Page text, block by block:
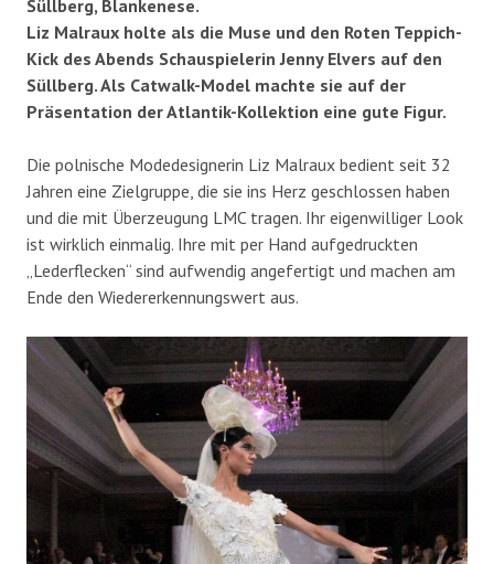
Süllberg, Blankenese.
Liz Malraux holte als die Muse und den Roten Teppich-
Kick des Abends Schauspielerin Jenny Elvers auf den
Süllberg. Als Catwalk-Model machte sie auf der
Präsentation der Atlantik-Kollektion eine gute Figur.
Die polnische Modedesignerin Liz Malraux bedient seit 32
Jahren eine Zielgruppe, die sie ins Herz geschlossen haben
und die mit Überzeugung LMC tragen. Ihr eigenwilliger Look
ist wirklich einmalig. Ihre mit per Hand aufgedruckten
„Lederflecken“ sind aufwendig angefertigt und machen am
Ende den Wiedererkennungswert aus.